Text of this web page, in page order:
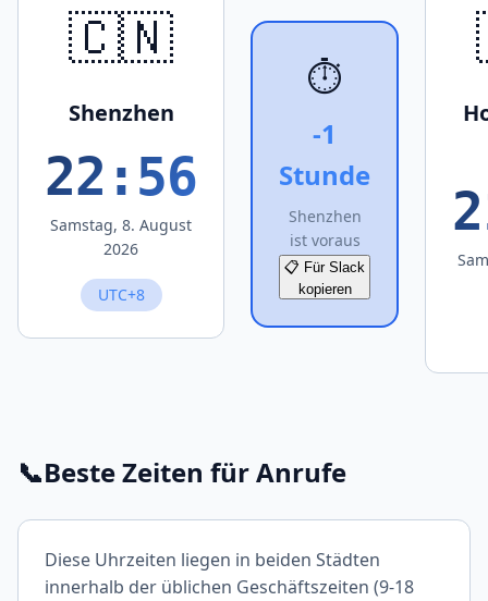
🇨🇳
Shenzhen
22:56
Samstag, 8. August
2026
UTC+8
⏱️
-1
Stunde
Shenzhen
ist voraus
📋 Für Slack
kopieren
📞Beste Zeiten für Anrufe
Diese Uhrzeiten liegen in beiden Städten
innerhalb der üblichen Geschäftszeiten (9-18